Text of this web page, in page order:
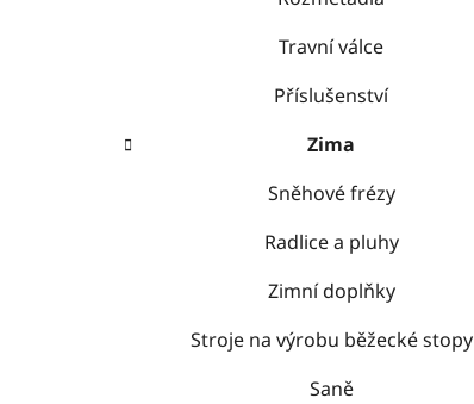
Travní válce
Příslušenství
Zima
Sněhové frézy
Radlice a pluhy
Zimní doplňky
Stroje na výrobu běžecké stopy
Saně